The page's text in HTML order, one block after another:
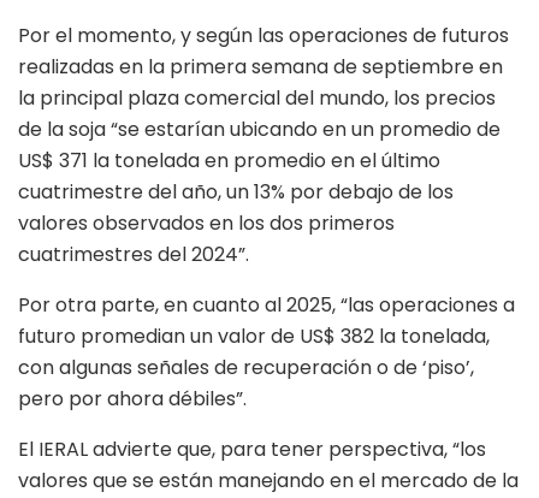
Por el momento, y según las operaciones de futuros
realizadas en la primera semana de septiembre en
la principal plaza comercial del mundo, los precios
de la soja “se estarían ubicando en un promedio de
US$ 371 la tonelada en promedio en el último
cuatrimestre del año, un 13% por debajo de los
valores observados en los dos primeros
cuatrimestres del 2024”.
Por otra parte, en cuanto al 2025, “las operaciones a
futuro promedian un valor de US$ 382 la tonelada,
con algunas señales de recuperación o de ‘piso’,
pero por ahora débiles”.
El IERAL advierte que, para tener perspectiva, “los
valores que se están manejando en el mercado de la